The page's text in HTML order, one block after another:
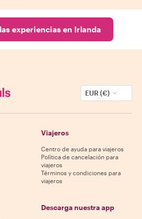
experiencias en Irlanda
EUR (€)
Viajeros
Centro de ayuda para viajeros
Política de cancelación para
viajeros
Términos y condiciones para
viajeros
Descarga nuestra app